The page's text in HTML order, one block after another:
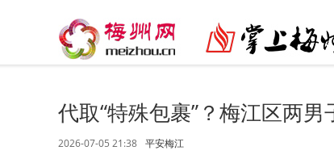
代取“特殊包裹”？梅江区两男
2026-07-05 21:38 平安梅江